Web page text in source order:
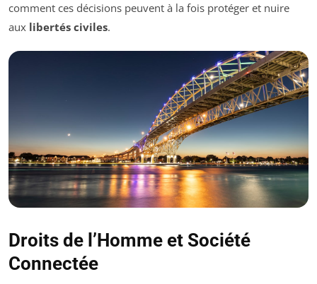
comment ces décisions peuvent à la fois protéger et nuire
aux libertés civiles.
Droits de l’Homme et Société
Connectée